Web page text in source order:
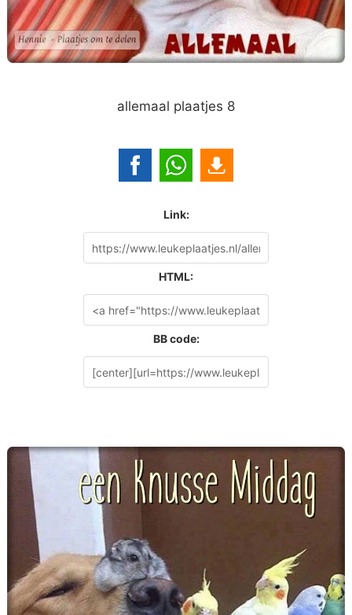
allemaal plaatjes 8
Link:
HTML:
BB code: